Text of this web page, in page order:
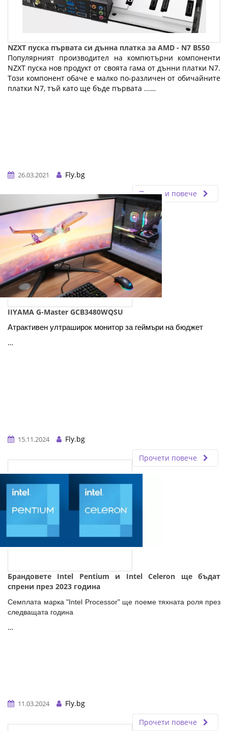
NZXT пуска първата си дънна платка за AMD - N7 B550
Популярният производител на компютърни компоненти
NZXT пуска нов продукт от своята гама от дънни платки N7.
Този компонент обаче е малко по-различен от обичайните
платки N7, тъй като ще бъде първата ...…
26.03.2021
Fly.bg
Прочети повече
IIYAMA G-Master GCB3480WQSU
Атрактивен ултраширок монитор за геймъри на бюджет
…
15.11.2024
Fly.bg
Прочети повече
Брандовете Intel Pentium и Intel Celeron ще бъдaт
спрени през 2023 година
Семплата марка "Intel Processor" ще поеме тяхната роля през
следващата година
…
11.03.2024
Fly.bg
Прочети повече